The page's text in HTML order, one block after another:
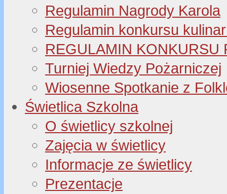
Regulamin Nagrody Karola
Regulamin konkursu
REGULAMIN KONKURSU
Turniej Wiedzy Pożarniczej
Wiosenne Spotkanie z
Świetlica Szkolna
O świetlicy szkolnej
Zajęcia w świetlicy
Informacje ze świetlicy
Prezentacje